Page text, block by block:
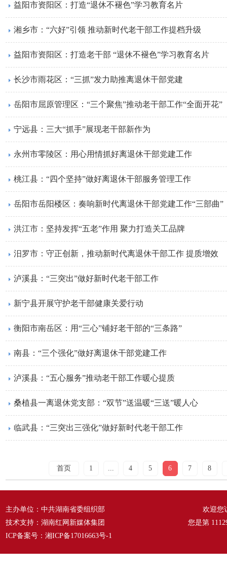
益阳市资阳区：打造“退休不褪色”学习教育名片
湘乡市：“六好”引领 推动新时代老干部工作提档升级
益阳市资阳区：打造老干部 “退休不褪色”学习教育名片
长沙市雨花区：“三抓”发力助推离退休干部党建
岳阳市屈原管理区：“三个聚焦”推动老干部工作“全面开花”
宁远县：三大“抓手”展现老干部新作为
永州市零陵区：用心用情抓好离退休干部党建工作
桃江县：“四个坚持”做好离退休干部服务管理工作
岳阳市岳阳楼区：奏响新时代离退休干部党建工作“三部曲”
洪江市：坚持发挥“五老”作用 聚力打造关工品牌
汨罗市：守正创新，推动新时代离退休干部工作 提质增效
泸溪县：“三突出”做好新时代老干部工作
新宁县开展守护老干部健康关爱行动
衡阳市南岳区：用“三心”铺好老干部的“三条路”
南县：“三个强化”做好离退休干部党建工作
泸溪县：“五心服务”推动老干部工作暖心提质
桑植县一离退休党支部：“双节”送温暖“三送”暖人心
临武县：“三突出三强化”做好新时代老干部工作
首页 1 ... 4 5 6 7 8
主办单位：中共湖南省委组织部
技术支持：湖南红网新媒体集团
ICP备案号： 湘ICP备17016663号-1
欢迎您
您是第